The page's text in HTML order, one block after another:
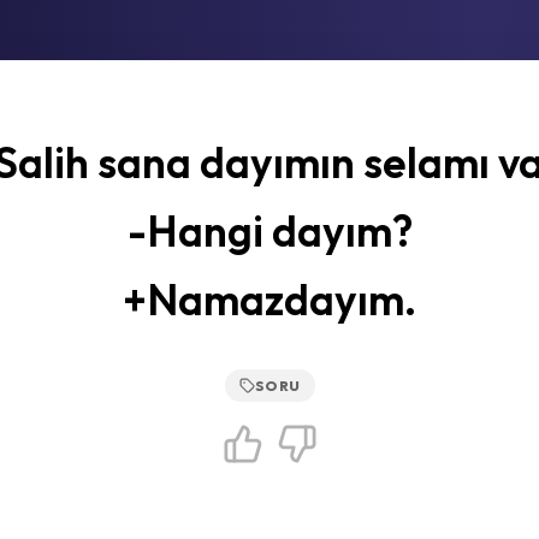
sana dayımın selamı
-Hangi dayım?
+Namazdayım.
SORU